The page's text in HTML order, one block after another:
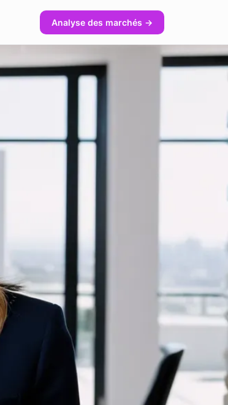
Analyse des marchés →